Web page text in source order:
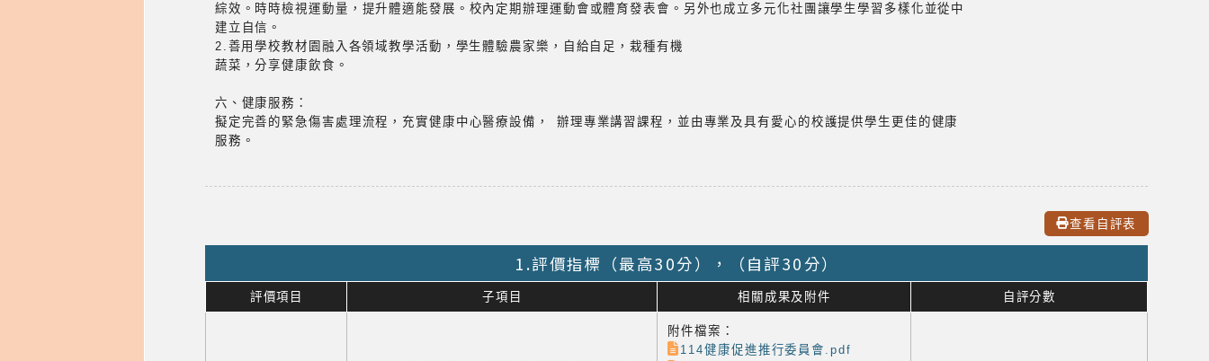
綜效。時時檢視運動量，提升體適能發展。校內定期辦理運動會或體育發表會。另外也成立多元化社團讓學生學習多樣化並從中
建立自信。
2.善用學校教材園融入各領域教學活動，學生體驗農家樂，自給自足，栽種有機
蔬菜，分享健康飲食。
六、健康服務：
擬定完善的緊急傷害處理流程，充實健康中心醫療設備， 辦理專業講習課程，並由專業及具有愛心的校護提供學生更佳的健康
服務。
查看自評表
1.評價指標（最高30分），（自評30分）
評價項目 子項目 相關成果及附件 自評分數
附件檔案：
114健康促進推行委員會.pdf